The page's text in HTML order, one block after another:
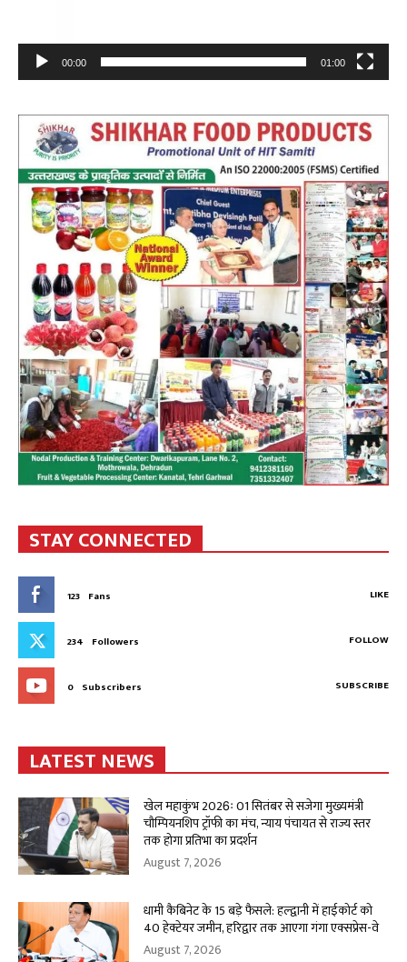
00:00 01:00
STAY CONNECTED
123 Fans LIKE
234 Followers FOLLOW
0 Subscribers SUBSCRIBE
LATEST NEWS
खेल महाकुंभ 2026ः 01 सितंबर से सजेगा मुख्यमंत्री
चौम्पियनशिप ट्रॉफी का मंच, न्याय पंचायत से राज्य स्तर
तक होगा प्रतिभा का प्रदर्शन
August 7, 2026
धामी कैबिनेट के 15 बड़े फैसले: हल्द्वानी में हाईकोर्ट को
40 हेक्टेयर जमीन, हरिद्वार तक आएगा गंगा एक्सप्रेस-वे
August 7, 2026